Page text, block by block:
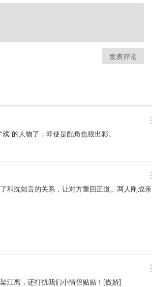
发表评论
”的人物了，即使是配角也很出彩。
和沈知言的关系，让对方重回正道。两人刚成亲
江离，还打扰我们小情侣贴贴！[傲娇]